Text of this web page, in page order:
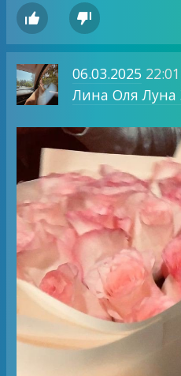
 
06.03.2025 22:01